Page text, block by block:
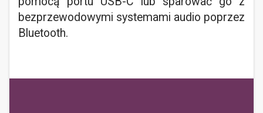
bezprzewodowymi systemami audio poprzez
Bluetooth.